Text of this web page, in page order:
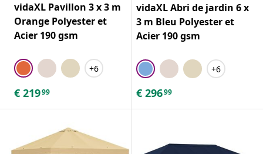
vidaXL Pavillon 3 x 3 m
Orange Polyester et
Acier 190 gsm
+6
€ 21999
vidaXL Abri de jardin 6 x
3 m Bleu Polyester et
Acier 190 gsm
+6
€ 29699